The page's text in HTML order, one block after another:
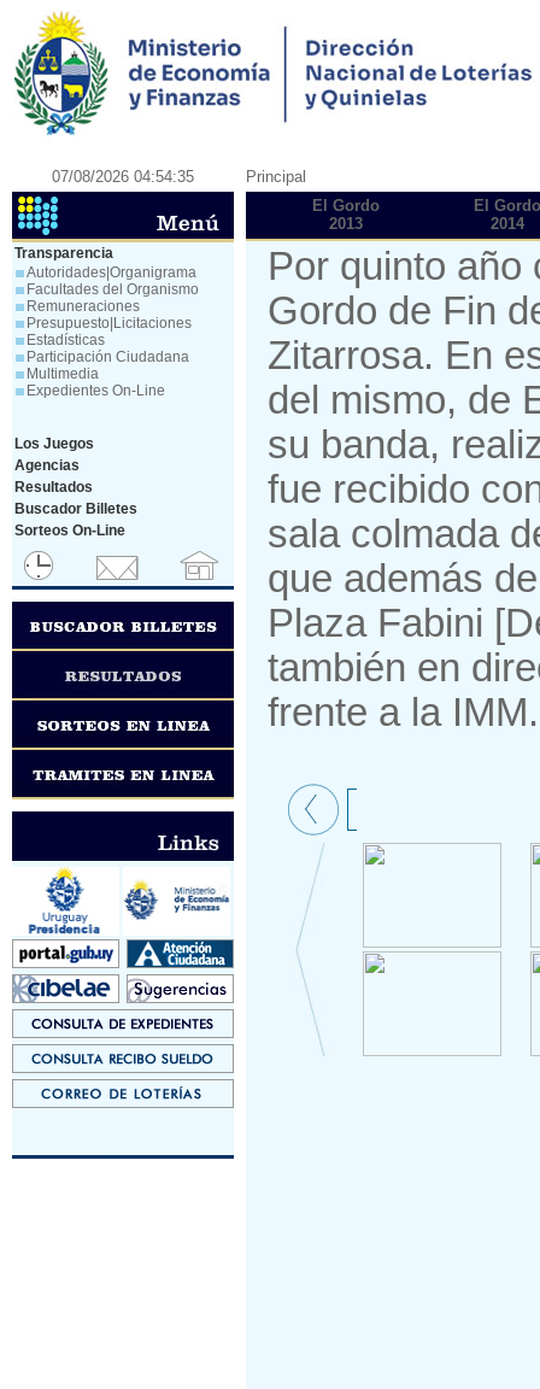
07/08/2026 04:54:35 Principal
Transparencia
Autoridades|Organigrama
Facultades del Organismo
Remuneraciones
Presupuesto|Licitaciones
Estadísticas
Participación Ciudadana
Multimedia
Expedientes On-Line
Los Juegos
Agencias
Resultados
Buscador Billetes
Sorteos On-Line
El Gordo
2013
El Gordo
2014
Por quinto año
Gordo de Fin
Zitarrosa. En
del mismo, de
su banda,
fue recibido
sala colmada
que además
Plaza Fabini
también en
frente a la IMM.